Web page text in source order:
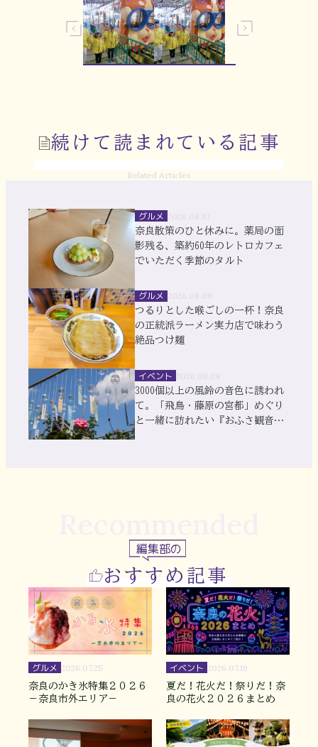
続けて読まれている記事
Related Articles
グルメ
奈良散策のひと休みに。薬局の面
影残る、築約60年のレトロカフェ
でいただく季節のタルト
グルメ
つるりとした喉ごしの一杯！奈良
の正統派ラーメン実力店で味わう
絶品つけ麺
イベント
3000個以上の風鈴の音色に誘われ
て。「飛鳥・藤原の宮都」めぐり
と一緒に訪れたい『おふさ観音』
編集部の
おすすめ記事
グルメ 2026.07.25
奈良のかき氷特集２０２６
－奈良市外エリア－
イベント 2026.07.19
夏だ！花火だ！祭りだ！奈
良の花火２０２６まとめ